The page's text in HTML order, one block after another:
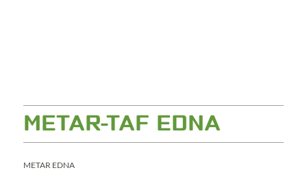
METAR-TAF EDNA
METAR EDNA